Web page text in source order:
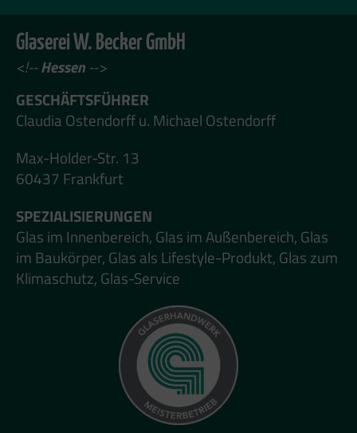
Glaserei W. Becker GmbH
<!--Hessen -->
GESCHÄFTSFÜHRER
Claudia Ostendorff u. Michael Ostendorff
Max-Holder-Str. 13
60437 Frankfurt
SPEZIALISIERUNGEN
Glas im Innenbereich, Glas im Außenbereich, Glas
im Baukörper, Glas als Lifestyle-Produkt, Glas zum
Klimaschutz, Glas-Service